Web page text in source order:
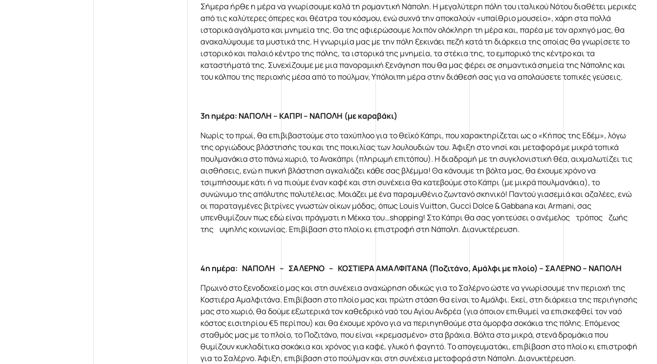
Σήμερα ήρθε η μέρα να γνωρίσουμε καλά τη ρομαντική Νάπολη. Η μεγαλύτερη πόλη του ιταλικού Νότου διαθέτει μερικές
από τις καλύτερες όπερες και θέατρα του κόσμου, ενώ συχνά την αποκαλούν «υπαίθριο μουσείο», χάρη στα πολλά
ιστορικά αγάλματα και μνημεία της. Θα της αφιερώσουμε λοιπόν ολόκληρη τη μέρα και, παρέα με τον αρχηγό μας, θα
ανακαλύψουμε τα μυστικά της. Η γνωριμία μας με την πόλη ξεκινάει πεζή κατά τη διάρκεια της οποίας θα γνωρίσετε το
ιστορικό και παλαιό κέντρο της πόλης, τα ιστορικά της μνημεία, τα στέκια της, το εμπορικό της κέντρο και τα
καταστήματά της. Συνεχίζουμε με μια πανοραμική ξενάγηση που θα μας φέρει σε σημαντικά σημεία της Νάπολης και
του κόλπου της περιοχής μέσα από το πούλμαν, Υπόλοιπη μέρα στην διάθεσή σας για να απολαύσετε τοπικές γεύσεις.
3η ημέρα: ΝΑΠΟΛΗ – ΚΑΠΡΙ – ΝΑΠΟΛΗ (με καραβάκι)
Νωρίς το πρωί, θα επιβιβαστούμε στο ταχύπλοο για το θεϊκό Κάπρι, που χαρακτηρίζεται ως ο «Κήπος της Εδέμ», λόγω
της οργιώδους βλάστησής του και της ποικιλίας των λουλουδιών του. Άφιξη στο νησί και μεταφορά με μικρά τοπικά
πουλμανάκια στο πάνω χωριό, το Ανακάπρι (πληρωμή επιτόπου). Η διαδρομή με τη συγκλονιστική θέα, αιχμαλωτίζει τις
αισθήσεις, ενώ η πυκνή βλάστηση αγκαλιάζει κάθε σας βλέμμα! Θα κάνουμε τη βόλτα μας, θα έχουμε χρόνο να
τσιμπήσουμε κάτι ή να πιούμε έναν καφέ και στη συνέχεια θα κατεβούμε στο Κάπρι (με μικρά πουλμανάκια), το
συνώνυμο της απόλυτης πολυτέλειας. Μοιάζει με ένα παραμυθένιο ζωντανό σκηνικό! Παντού γιασεμιά και αζαλέες, ενώ
οι παραταγμένες βιτρίνες γνωστών οίκων μόδας, όπως Louis Vuitton, Gucci Dolce & Gabbana και Armani, σας
υπενθυμίζουν πως εδώ είναι πράγματι η Μέκκα του…shopping! Στο Κάπρι θα σας γοητεύσει ο ανέμελος τρόπος ζωής
της υψηλής κοινωνίας. Επιβίβαση στο πλοίο κι επιστροφή στη Νάπολη. Διανυκτέρευση.
4η ημέρα: ΝΑΠΟΛΗ – ΣΑΛΕΡΝΟ – ΚΟΣΤΙΕΡΑ ΑΜΑΛΦΙΤΑΝΑ (Ποζιτάνο, Αμάλφι με πλοίο) – ΣΑΛΕΡΝΟ – ΝΑΠΟΛΗ
Πρωινό στο ξενοδοχείο μας και στη συνέχεια αναχώρηση οδικώς για το Σαλέρνο ώστε να γνωρίσουμε την περιοχή της
Κοστιέρα Αμαλφιτάνα. Επιβίβαση στο πλοίο μας και πρώτη στάση θα είναι το Αμάλφι. Εκεί, στη διάρκεια της περιήγησής
μας στο χωριό, θα δούμε εξωτερικά τον καθεδρικό ναό του Αγίου Ανδρέα (για όποιον επιθυμεί να επισκεφθεί τον ναό
κόστος εισιτηρίου €5 περίπου) και θα έχουμε χρόνο για να περιηγηθούμε στα όμορφα σοκάκια της πόλης. Επόμενος
σταθμός μας με το πλοίο, το Ποζιτάνο, που είναι «κρεμασμένο» στα βράχια. Βόλτα στα μικρά, στενά δρομάκια που
θυμίζουν κυκλαδίτικα σοκάκια και χρόνος για καφέ, γλυκό ή φαγητό. Το απογευματάκι, επιβίβαση στο πλοίο κι επιστροφή
για το Σαλέρνο. Άφιξη, επιβίβαση στο πούλμαν και στη συνέχεια μεταφορά στη Νάπολη. Διανυκτέρευση.